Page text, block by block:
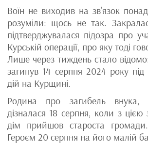
Воїн не виходив на зв’язок
розуміли: щось не так.
підтверджувалася підозра про
Курській операції, про яку тоді
Лише через тиждень стало
загинув 14 серпня 2024 року
дій на Курщині.
Родина про загибель
дізналася 18 серпня, коли з цією
дім прийшов староста
Героєм 20 серпня на його малій